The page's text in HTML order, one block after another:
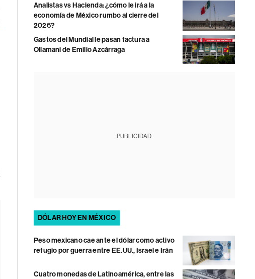
Analistas vs Hacienda: ¿cómo le irá a la
economía de México rumbo al cierre del
2026?
Gastos del Mundial le pasan factura a
Ollamani de Emilio Azcárraga
PUBLICIDAD
DÓLAR HOY EN MÉXICO
Peso mexicano cae ante el dólar como activo
refugio por guerra entre EE.UU., Israel e Irán
Cuatro monedas de Latinoamérica, entre las